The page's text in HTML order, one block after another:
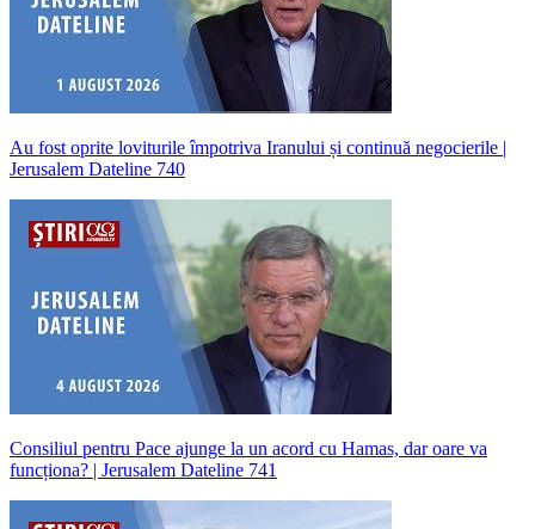
Au fost oprite loviturile împotriva Iranului și continuă negocierile |
Jerusalem Dateline 740
Consiliul pentru Pace ajunge la un acord cu Hamas, dar oare va
funcționa? | Jerusalem Dateline 741